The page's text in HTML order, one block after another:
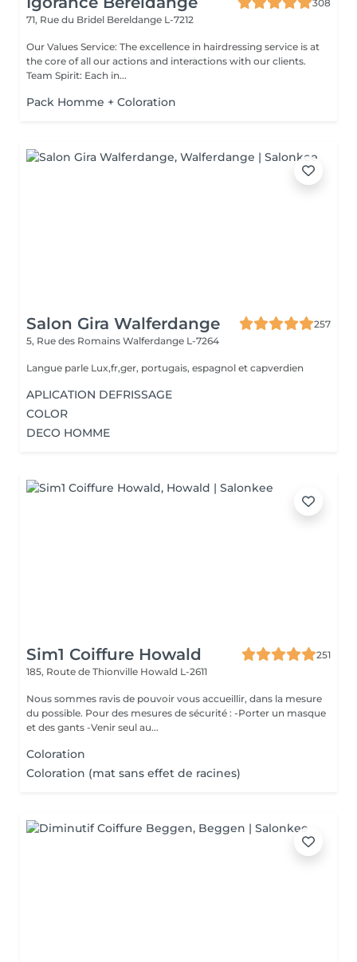
308
71, Rue du Bridel Bereldange L-7212
Our Values Service: The excellence in hairdressing service is at
the core of all our actions and interactions with our clients.
Team Spirit: Each in...
Pack Homme + Coloration
Salon Gira Walferdange
257
5, Rue des Romains Walferdange L-7264
Langue parle Lux,fr,ger, portugais, espagnol et capverdien
APLICATION DEFRISSAGE
COLOR
DECO HOMME
Sim1 Coiffure Howald
251
185, Route de Thionville Howald L-2611
Nous sommes ravis de pouvoir vous accueillir, dans la mesure
du possible. Pour des mesures de sécurité : -Porter un masque
et des gants -Venir seul au...
Coloration
Coloration (mat sans effet de racines)